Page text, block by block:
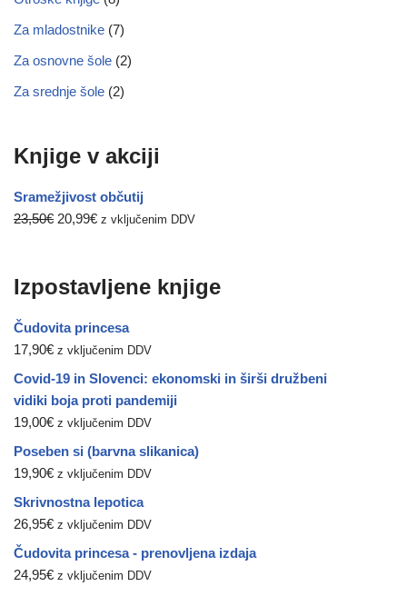
Za mladostnike (7)
Za osnovne šole (2)
Za srednje šole (2)
Knjige v akciji
Sramežjivost občutij
23,50€ 20,99€ z vključenim DDV
Izpostavljene knjige
Čudovita princesa
17,90€ z vključenim DDV
Covid-19 in Slovenci: ekonomski in širši družbeni
vidiki boja proti pandemiji
19,00€ z vključenim DDV
Poseben si (barvna slikanica)
19,90€ z vključenim DDV
Skrivnostna lepotica
26,95€ z vključenim DDV
Čudovita princesa - prenovljena izdaja
24,95€ z vključenim DDV